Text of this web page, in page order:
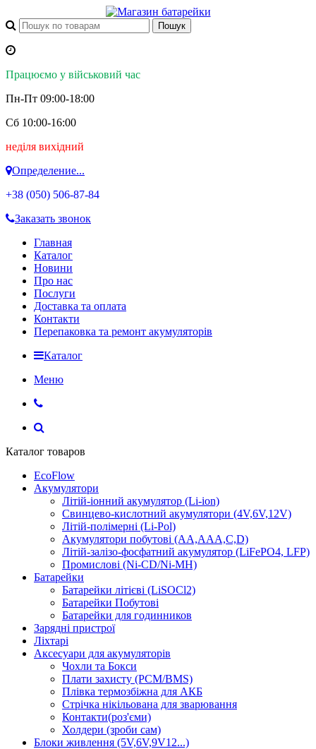
Працюємо у військовий час
Пн-Пт 09:00-18:00
Сб 10:00-16:00
неділя вихідний
Определение...
+38 (050) 506-87-84
Заказать звонок
Главная
Каталог
Новини
Про нас
Послуги
Доставка та оплата
Контакти
Перепаковка та ремонт акумуляторів
Каталог
Меню
Каталог товаров
EcoFlow
Акумулятори
Літій-іонний акумулятор (Li-ion)
Свинцево-кислотний акумулятори (4V,6V,12V)
Літій-полімерні (Li-Pol)
Акумулятори побутові (AA,AAA,C,D)
Літій-залізо-фосфатний акумулятор (LiFePO4, LFP)
Промислові (Ni-CD/Ni-MH)
Батарейки
Батарейки літієві (LiSOCl2)
Батарейки Побутові
Батарейки для годинников
Зарядні пристрої
Ліхтарі
Аксесуари для акумуляторів
Чохли та Бокси
Плати захисту (PCM/BMS)
Плівка термозбіжна для АКБ
Стрічка нікільована для зварювання
Контакти(роз'єми)
Холдери (зроби сам)
Блоки живлення (5V,6V,9V12...)